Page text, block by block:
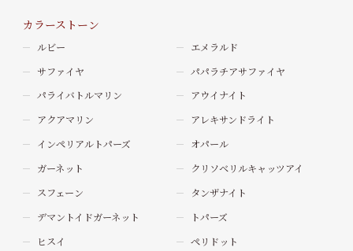
カラーストーン
ルビー
エメラルド
サファイヤ
パパラチアサファイヤ
パライバトルマリン
アウイナイト
アクアマリン
アレキサンドライト
インペリアルトパーズ
オパール
ガーネット
クリソベリルキャッツアイ
スフェーン
タンザナイト
デマントイドガーネット
トパーズ
ヒスイ
ペリドット